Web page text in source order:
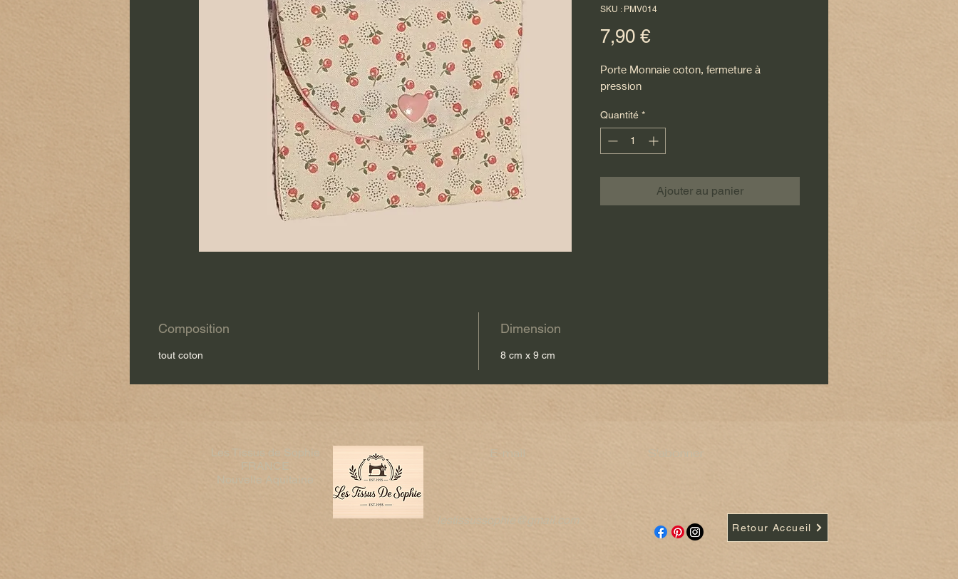
SKU : PMV014
7,90 €Prix
Porte Monnaie coton, fermeture à
pression
Quantité *
Ajouter au panier
Composition
tout coton
Dimension
8 cm x 9 cm
Les Tissus de Sophie
FRANCE​
Nouvelle Aquitaine
E-mail
lestissussophie@gmail.com
Retour Accueil